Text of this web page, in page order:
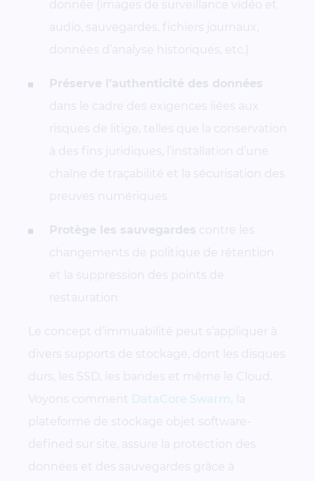
donnée (images de surveillance vidéo et
audio, sauvegardes, fichiers journaux,
données d’analyse historiques, etc.)
Préserve l’authenticité des données
dans le cadre des exigences liées aux
risques de litige, telles que la conservation
à des fins juridiques, l’installation d’une
chaîne de traçabilité et la sécurisation des
preuves numériques
Protège les sauvegardes contre les
changements de politique de rétention
et la suppression des points de
restauration
Le concept d’immuabilité peut s’appliquer à
divers supports de stockage, dont les disques
durs, les SSD, les bandes et même le Cloud.
Voyons comment DataCore Swarm, la
plateforme de stockage objet software-
defined sur site, assure la protection des
données et des sauvegardes grâce à